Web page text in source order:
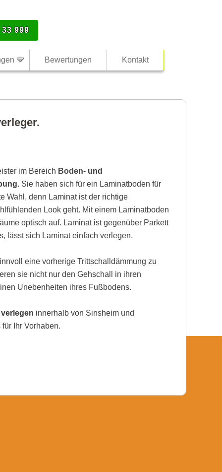
999
Bewertungen Kontakt
im Bereich Boden- und
. Sie haben sich für ein Laminatboden für
Wahl, denn Laminat ist der richtige
Look geht. Mit einem Laminatboden
optisch auf. Laminat ist gegenüber Parkett
lässt sich Laminat einfach verlegen.
eine vorherige Trittschalldämmung zu
sie nicht nur den Gehschall in ihren
Unebenheiten ihres Fußbodens.
innerhalb von Sinsheim und
Ihr Vorhaben.